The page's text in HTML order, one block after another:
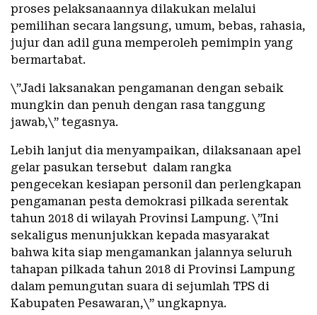
proses pelaksanaannya dilakukan melalui
pemilihan secara langsung, umum, bebas, rahasia,
jujur dan adil guna memperoleh pemimpin yang
bermartabat.
\”Jadi laksanakan pengamanan dengan sebaik
mungkin dan penuh dengan rasa tanggung
jawab,\” tegasnya.
Lebih lanjut dia menyampaikan, dilaksanaan apel
gelar pasukan tersebut dalam rangka
pengecekan kesiapan personil dan perlengkapan
pengamanan pesta demokrasi pilkada serentak
tahun 2018 di wilayah Provinsi Lampung. \”Ini
sekaligus menunjukkan kepada masyarakat
bahwa kita siap mengamankan jalannya seluruh
tahapan pilkada tahun 2018 di Provinsi Lampung
dalam pemungutan suara di sejumlah TPS di
Kabupaten Pesawaran,\” ungkapnya.